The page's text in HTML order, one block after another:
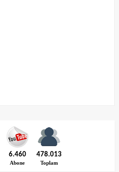
6.460
Abone
478.013
Toplam